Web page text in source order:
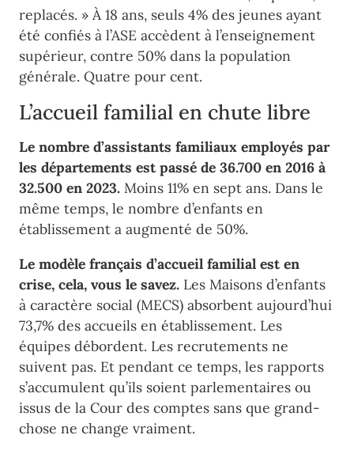
replacés. » À 18 ans, seuls 4% des jeunes ayant
été confiés à l’ASE accèdent à l’enseignement
supérieur, contre 50% dans la population
générale. Quatre pour cent.
L’accueil familial en chute libre
Le nombre d’assistants familiaux employés par
les départements est passé de 36.700 en 2016 à
32.500 en 2023. Moins 11% en sept ans. Dans le
même temps, le nombre d’enfants en
établissement a augmenté de 50%.
Le modèle français d’accueil familial est en
crise, cela, vous le savez. Les Maisons d’enfants
à caractère social (MECS) absorbent aujourd’hui
73,7% des accueils en établissement. Les
équipes débordent. Les recrutements ne
suivent pas. Et pendant ce temps, les rapports
s’accumulent qu’ils soient parlementaires ou
issus de la Cour des comptes sans que grand-
chose ne change vraiment.